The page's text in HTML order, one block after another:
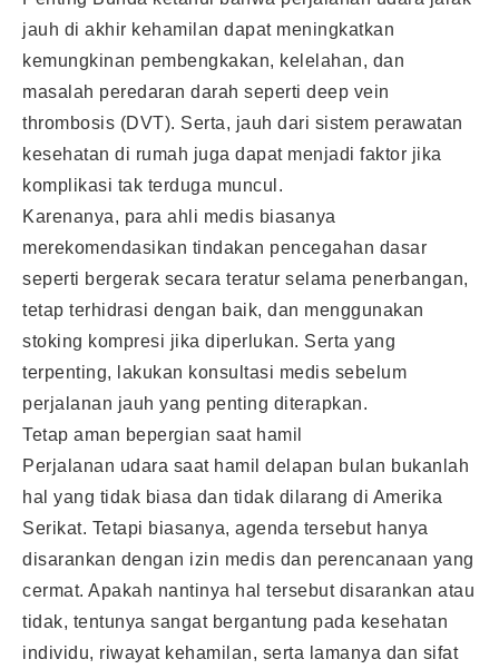
jauh di akhir kehamilan dapat meningkatkan
kemungkinan pembengkakan, kelelahan, dan
masalah peredaran darah seperti deep vein
thrombosis (DVT). Serta, jauh dari sistem perawatan
kesehatan di rumah juga dapat menjadi faktor jika
komplikasi tak terduga muncul.
Karenanya, para ahli medis biasanya
merekomendasikan tindakan pencegahan dasar
seperti bergerak secara teratur selama penerbangan,
tetap terhidrasi dengan baik, dan menggunakan
stoking kompresi jika diperlukan. Serta yang
terpenting, lakukan konsultasi medis sebelum
perjalanan jauh yang penting diterapkan.
Tetap aman bepergian saat hamil
Perjalanan udara saat hamil delapan bulan bukanlah
hal yang tidak biasa dan tidak dilarang di Amerika
Serikat. Tetapi biasanya, agenda tersebut hanya
disarankan dengan izin medis dan perencanaan yang
cermat. Apakah nantinya hal tersebut disarankan atau
tidak, tentunya sangat bergantung pada kesehatan
individu, riwayat kehamilan, serta lamanya dan sifat